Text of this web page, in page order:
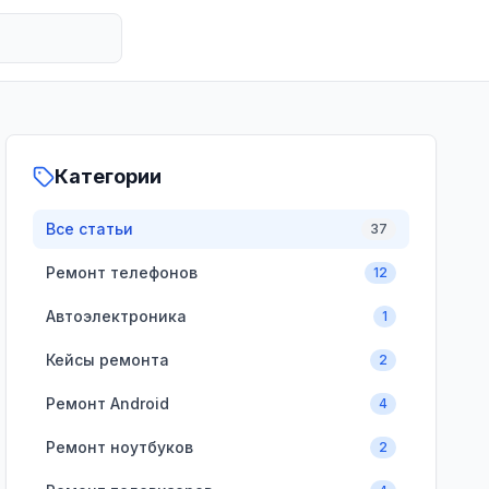
Категории
Все статьи 37
Ремонт телефонов 12
Автоэлектроника 1
Кейсы ремонта 2
Ремонт Android 4
Ремонт ноутбуков 2